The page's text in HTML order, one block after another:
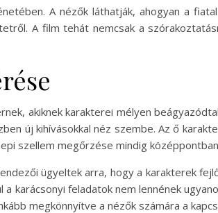
A nézők láthatják, ahogyan a
A film tehát nemcsak a
akiknek karakterei mélyen
új kihívásokkal néz szembe. Az ő
szellem megőrzése mindig
ügyeltek arra, hogy a karakterek
a karácsonyi feladatok nem lennének
megkönnyítve a nézők számára a